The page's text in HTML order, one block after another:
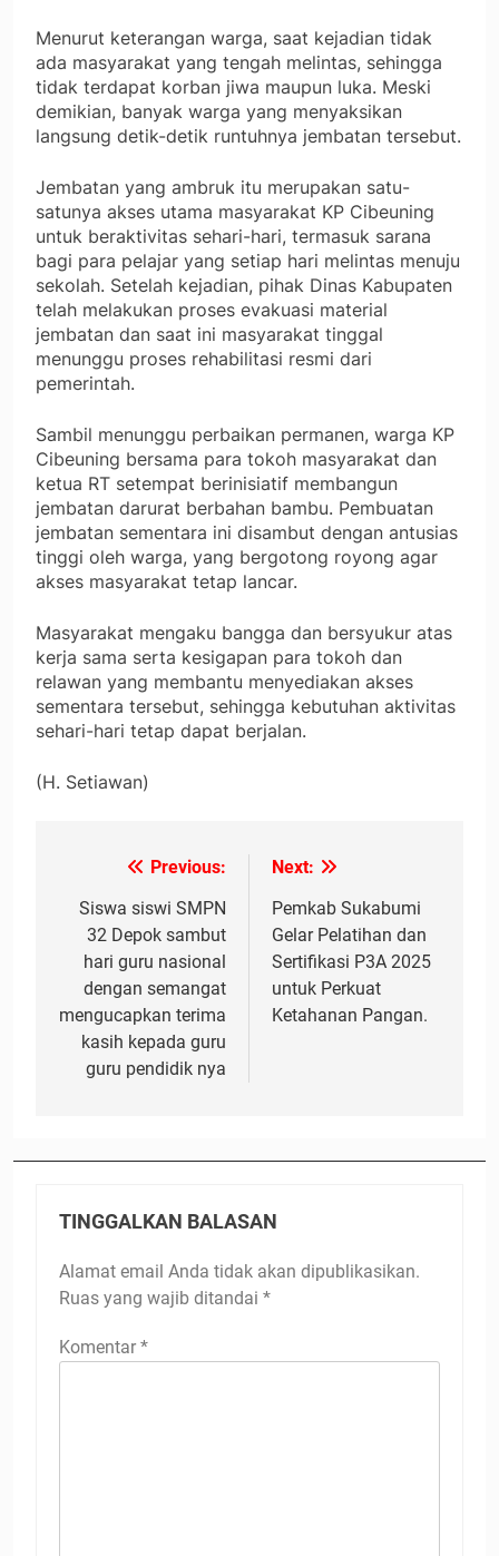
Menurut keterangan warga, saat kejadian tidak
ada masyarakat yang tengah melintas, sehingga
tidak terdapat korban jiwa maupun luka. Meski
demikian, banyak warga yang menyaksikan
langsung detik-detik runtuhnya jembatan tersebut.
Jembatan yang ambruk itu merupakan satu-
satunya akses utama masyarakat KP Cibeuning
untuk beraktivitas sehari-hari, termasuk sarana
bagi para pelajar yang setiap hari melintas menuju
sekolah. Setelah kejadian, pihak Dinas Kabupaten
telah melakukan proses evakuasi material
jembatan dan saat ini masyarakat tinggal
menunggu proses rehabilitasi resmi dari
pemerintah.
Sambil menunggu perbaikan permanen, warga KP
Cibeuning bersama para tokoh masyarakat dan
ketua RT setempat berinisiatif membangun
jembatan darurat berbahan bambu. Pembuatan
jembatan sementara ini disambut dengan antusias
tinggi oleh warga, yang bergotong royong agar
akses masyarakat tetap lancar.
Masyarakat mengaku bangga dan bersyukur atas
kerja sama serta kesigapan para tokoh dan
relawan yang membantu menyediakan akses
sementara tersebut, sehingga kebutuhan aktivitas
sehari-hari tetap dapat berjalan.
(H. Setiawan)
Navigasi
pos
Previous:
Siswa siswi SMPN
32 Depok sambut
hari guru nasional
dengan semangat
mengucapkan terima
kasih kepada guru
guru pendidik nya
Next:
Pemkab Sukabumi
Gelar Pelatihan dan
Sertifikasi P3A 2025
untuk Perkuat
Ketahanan Pangan.
TINGGALKAN BALASAN
Alamat email Anda tidak akan dipublikasikan.
Ruas yang wajib ditandai *
Komentar *